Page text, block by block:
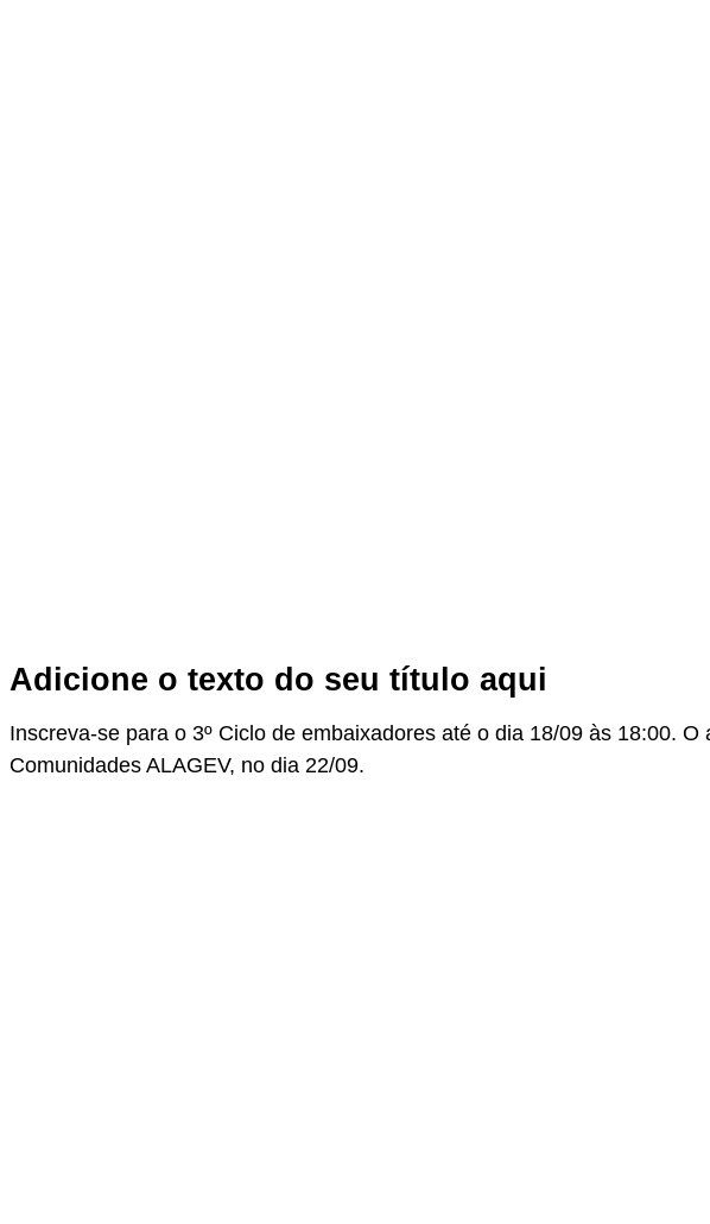
Adicione o texto do seu título aqui
Inscreva-se para o 3º Ciclo de embaixadores até o dia 18/09 às 18:00.
Comunidades ALAGEV, no dia 22/09.